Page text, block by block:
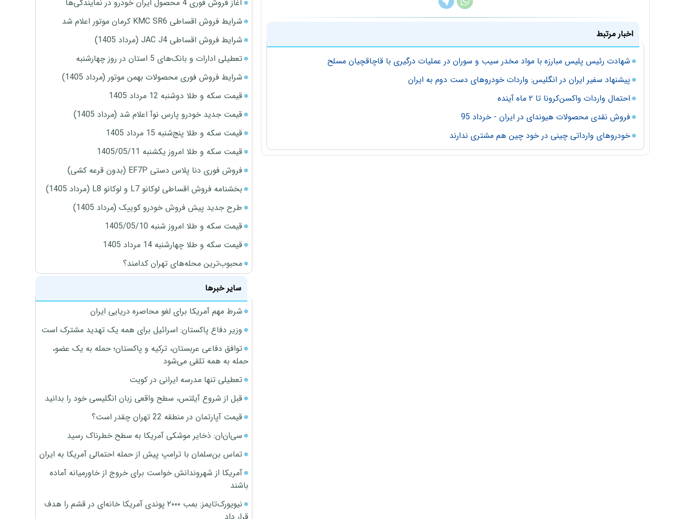
اخبار مرتبط
شهادت رئیس پلیس مبارزه با مواد مخدر سیب و سوران در عملیات درگیری با قاچاقچیان مسلح
پیشنهاد سفیر ایران در انگلیس: واردات خودروهای دست دوم به ایران
احتمال واردات واکسن‌کرونا تا ۲ ماه آینده
فروش نقدی محصولات هیوندای در ایران - خرداد 95
خودروهای وارداتی چینی در خود چین هم مشتری ندارند
آغاز فروش فوری 4 محصول ایران خودرو در نمایندگی‌ها
شرایط فروش اقساطی KMC SR6 کرمان موتور اعلام شد
شرایط فروش اقساطی JAC J4 (مرداد 1405)
تعطیلی ادارات و بانک‌های 5 استان در روز چهارشنبه
شرایط فروش فوری محصولات بهمن موتور (مرداد 1405)
قیمت سکه و طلا دوشنبه 12 مرداد 1405
قیمت جدید خودرو پارس نوآ اعلام شد (مرداد 1405)
قیمت سکه و طلا پنج‌شنبه 15 مرداد 1405
قیمت سکه و طلا امروز یکشنبه 1405/05/11
فروش فوری دنا پلاس دستی EF7P (بدون قرعه کشی)
بخشنامه فروش اقساطی لوکانو L7 و لوکانو L8 (مرداد 1405)
طرح جدید پیش فروش خودرو کوییک (مرداد 1405)
قیمت سکه و طلا امروز شنبه 1405/05/10
قیمت سکه و طلا چهارشنبه 14 مرداد 1405
محبوب‌ترین محله‌های تهران کدامند؟
سایر خبرها
شرط مهم آمریکا برای لغو محاصره دریایی ایران
وزیر دفاع پاکستان: اسرائیل برای همه یک تهدید مشترک است
توافق دفاعی عربستان، ترکیه و پاکستان؛ حمله به یک عضو،
حمله به همه تلقی می‌شود
تعطیلی تنها مدرسه ایرانی در کویت
قبل از شروع آیلتس، سطح واقعی زبان انگلیسی خود را بدانید
قیمت آپارتمان در منطقه 22 تهران چقدر است؟
سی‌ان‌ان: ذخایر موشکی آمریکا به سطح خطرناک رسید
تماس بن‌سلمان با ترامپ پیش از حمله احتمالی آمریکا به ایران
آمریکا از شهروندانش خواست برای خروج از خاورمیانه آماده
باشند
نیویورک‌تایمز: بمب ۲۰۰۰ پوندی آمریکا خانه‌ای در قشم را هدف